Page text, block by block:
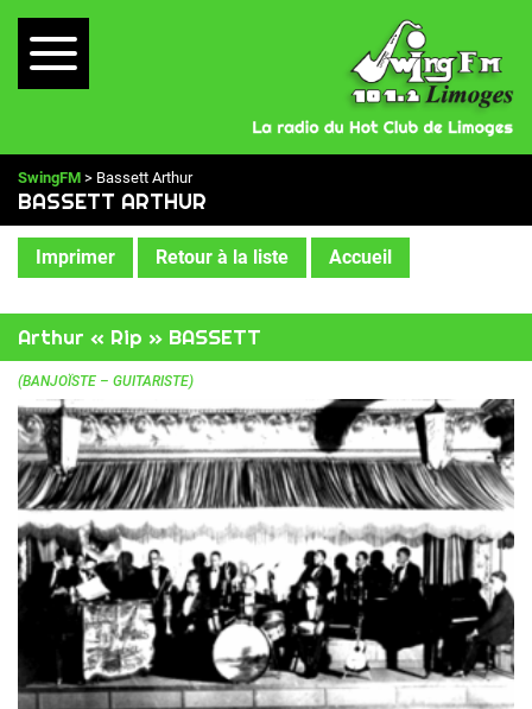
SwingFM > Bassett Arthur
BASSETT ARTHUR
Imprimer Retour à la liste Accueil
Arthur « Rip » BASSETT
(BANJOÏSTE – GUITARISTE)